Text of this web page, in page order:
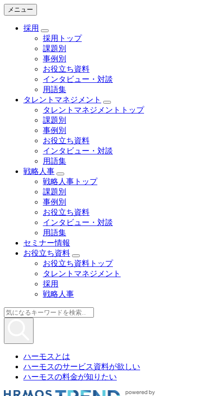
メニュー
採用
採用トップ
課題別
事例別
お役立ち資料
インタビュー・対談
用語集
タレントマネジメント
タレントマネジメントトップ
課題別
事例別
お役立ち資料
インタビュー・対談
用語集
戦略人事
戦略人事トップ
課題別
事例別
お役立ち資料
インタビュー・対談
用語集
セミナー情報
お役立ち資料
お役立ち資料トップ
タレントマネジメント
採用
戦略人事
ハーモスとは
ハーモスのサービス資料が欲しい
ハーモスの料金が知りたい